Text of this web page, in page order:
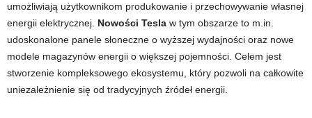
umożliwiają użytkownikom produkowanie i przechowywanie własnej
energii elektrycznej. Nowości Tesla w tym obszarze to m.in.
udoskonalone panele słoneczne o wyższej wydajności oraz nowe
modele magazynów energii o większej pojemności. Celem jest
stworzenie kompleksowego ekosystemu, który pozwoli na całkowite
uniezależnienie się od tradycyjnych źródeł energii.